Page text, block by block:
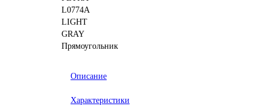
Описание
Характеристики